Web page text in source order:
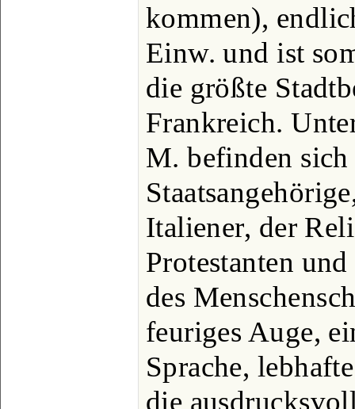
kommen),
Einw. und ist
die größte
Frankreich.
M. befinden
Italiener, der
Protestanten
des
feuriges Auge,
Sprache,
die